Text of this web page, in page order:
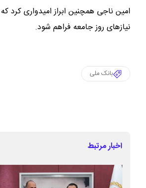
امین ناجی همچنین ابراز امیدواری کرد
نیازهای روز جامعه فراهم شود.
بانک ملی
اخبار مرتبط